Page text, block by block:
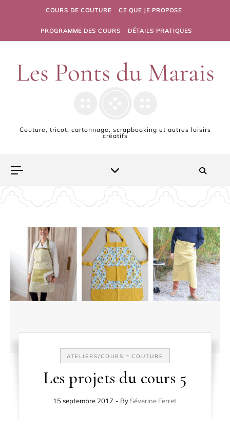
Skip to contentCOURS DE COUTURE CE QUE JE PROPOSE
PROGRAMME DES COURS DÉTAILS PRATIQUES
Couture, tricot, cartonnage, scrapbooking et autres loisirs
créatifs
ATELIERS/COURS - COUTURE
Les projets du cours 5
15 septembre 2017 - By Séverine Ferret